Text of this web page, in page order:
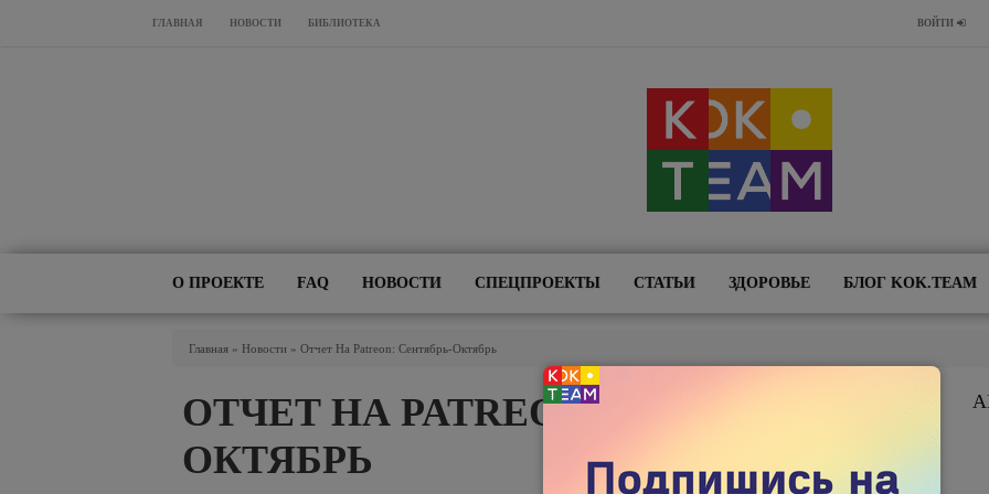
Перейти к основному содержанию
ГЛАВНАЯ НОВОСТИ БИБЛИОТЕКА ВОЙТИ
О ПРОЕКТЕ FAQ НОВОСТИ СПЕЦПРОЕКТЫ СТАТЬИ ЗДОРОВЬЕ БЛОГ KOK.TEAM
Главная » Новости » Отчет На Patreon: Сентябрь-Октябрь
ОТЧЕТ НА PATREON: СЕНТЯБРЬ-
ОКТЯБРЬ